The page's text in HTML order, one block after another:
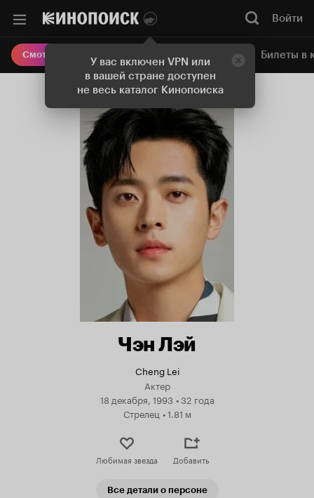
У вас включен VPN или
в вашей стране доступен
не весь каталог Кинопоиска
Войти
Смотреть кино Онлайн-кинотеатр Билеты в
Чэн Лэй
Cheng Lei
Актер
18 декабря, 1993 •32 года
Стрелец •1.81 м
Любимая звезда Добавить
Все детали о персоне